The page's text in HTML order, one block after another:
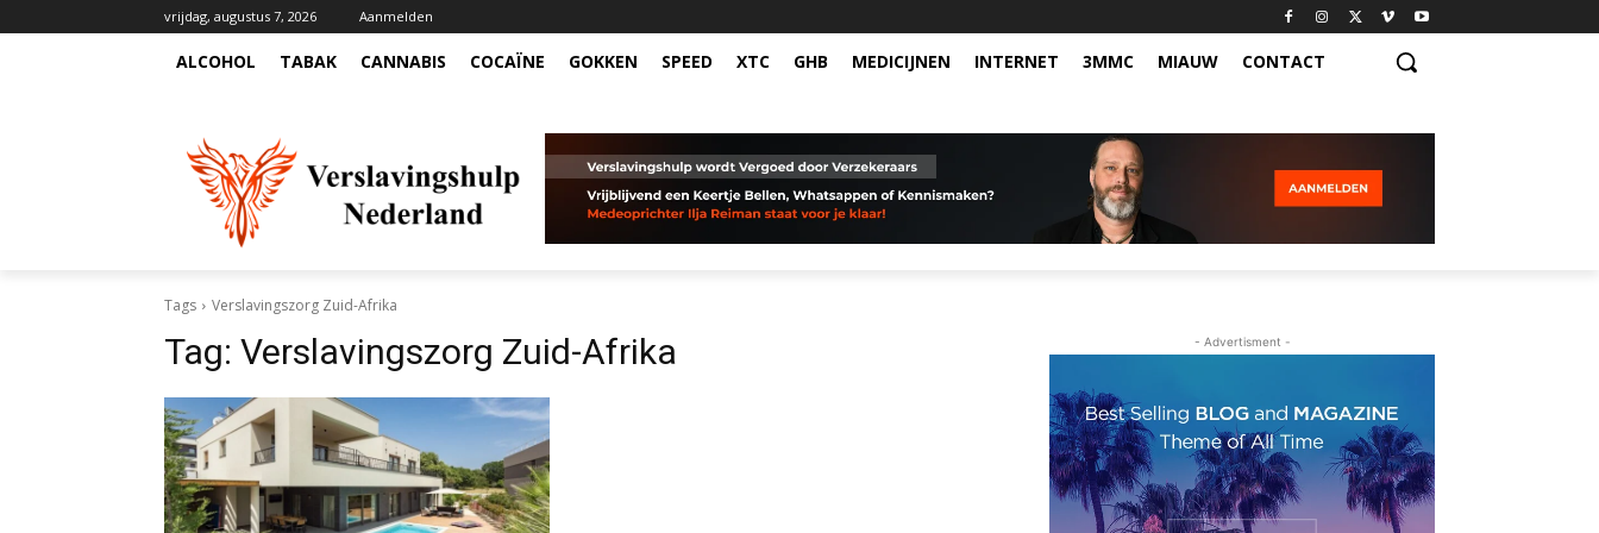
vrijdag, augustus 7, 2026 Aanmelden
ALCOHOL TABAK CANNABIS COCAÏNE GOKKEN SPEED XTC GHB MEDICIJNEN INTERNET 3MMC MIAUW CONTACT
Tags Verslavingszorg Zuid-Afrika
Tag: Verslavingszorg Zuid-Afrika - Advertisment -